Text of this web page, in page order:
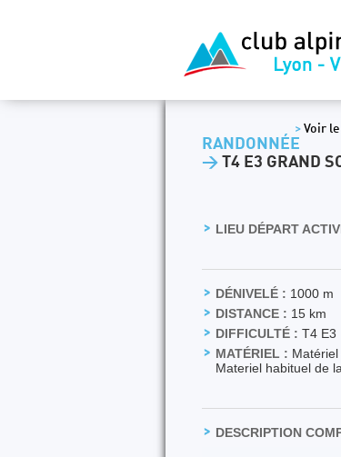
> Voir le
RANDONNÉE
> T4 E3 GRAND
LIEU DÉPART
DÉNIVELÉ : 1000 m
DISTANCE : 15 km
DIFFICULTÉ : T4 E3
MATÉRIEL :
Materiel habituel de
DESCRIPTION